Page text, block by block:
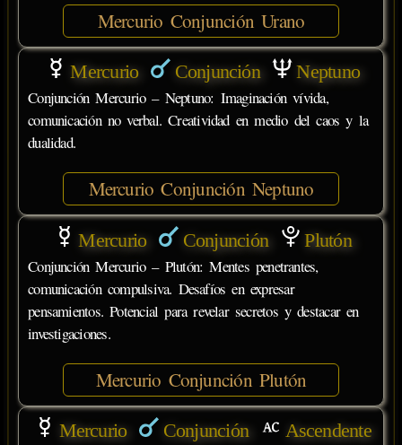
Mercurio Conjunción Urano
Mercurio Conjunción Neptuno
Conjunción Mercurio – Neptuno: Imaginación vívida,
comunicación no verbal. Creatividad en medio del caos y la
dualidad.
Mercurio Conjunción Neptuno
Mercurio Conjunción Plutón
Conjunción Mercurio – Plutón: Mentes penetrantes,
comunicación compulsiva. Desafíos en expresar
pensamientos. Potencial para revelar secretos y destacar en
investigaciones.
Mercurio Conjunción Plutón
Mercurio Conjunción Ascendente